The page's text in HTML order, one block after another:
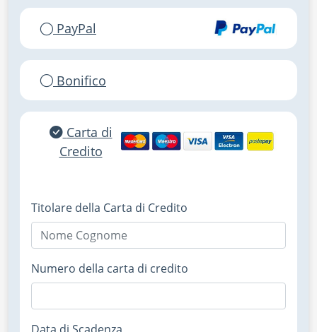
PayPal
Bonifico
Carta di
Credito
Titolare della Carta di Credito
Numero della carta di credito